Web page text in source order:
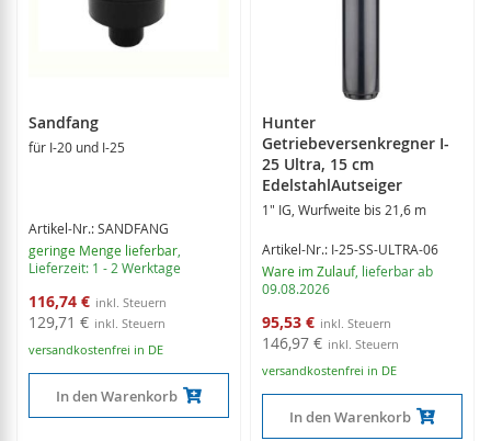
Sandfang
für I-20 und I-25
Artikel-Nr.: SANDFANG
geringe Menge lieferbar
Lieferzeit: 1 - 2 Werktage
Sonderangebot
116,74 €
129,71 €
versandkostenfrei in DE
In den Warenkorb
Hunter
Getriebeversenkregner I-
25 Ultra, 15 cm
EdelstahlAutseiger
1" IG, Wurfweite bis 21,6 m
Artikel-Nr.: I-25-SS-ULTRA-06
Ware im Zulauf, lieferbar ab
09.08.2026
Sonderangebot
95,53 €
146,97 €
versandkostenfrei in DE
In den Warenkorb